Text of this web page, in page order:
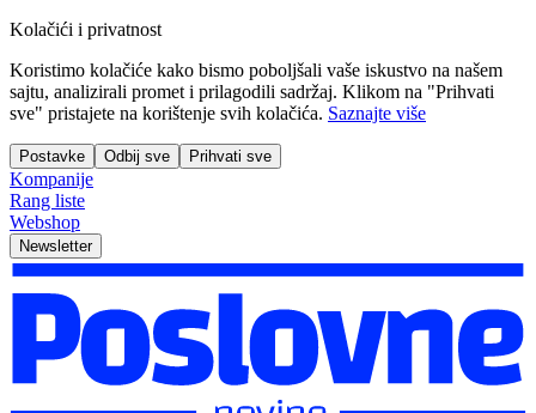
Kolačići i privatnost
Koristimo kolačiće kako bismo poboljšali vaše iskustvo na našem
sajtu, analizirali promet i prilagodili sadržaj. Klikom na "Prihvati
sve" pristajete na korištenje svih kolačića. Saznajte više
Postavke Odbij sve Prihvati sve
Kompanije
Rang liste
Webshop
Newsletter